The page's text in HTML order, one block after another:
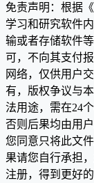
免责声明：根据
学习和研究软件
输或者存储软件
可，不向其支付
网络，仅供用户
有，版权争议与
法用途，需在24
否则后果均由用
您同意只将此文
果请您自行承担
注册，得到更好的